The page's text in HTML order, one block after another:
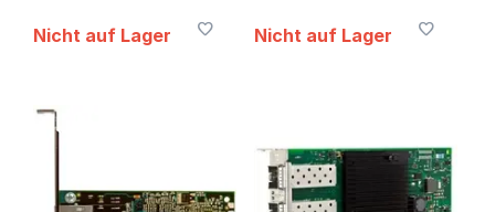
Nicht auf Lager Nicht auf Lager